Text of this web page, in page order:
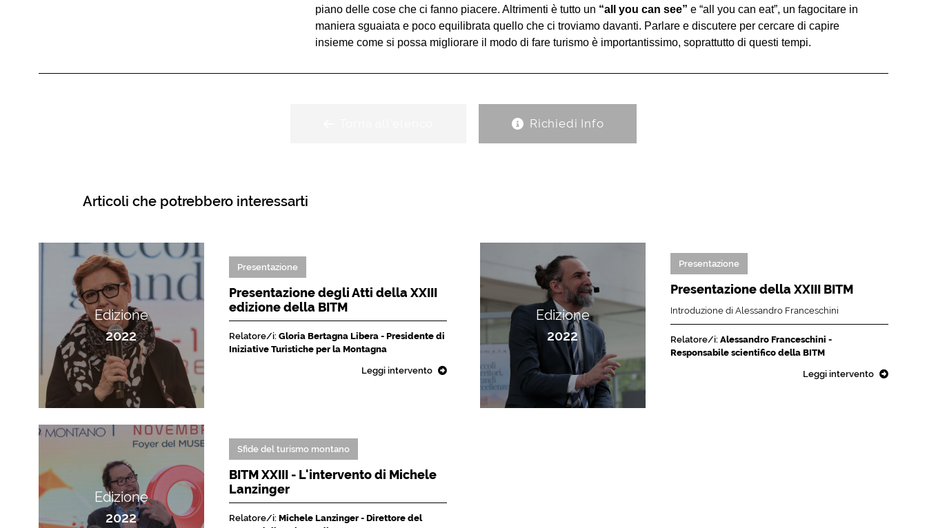
piano delle cose che ci fanno piacere. Altrimenti è tutto un “all you can see” e “all you can eat”, un fagocitare in
maniera sguaiata e poco equilibrata quello che ci troviamo davanti. Parlare e discutere per cercare di capire
insieme come si possa migliorare il modo di fare turismo è importantissimo, soprattutto di questi tempi.
Richiedi Info
Articoli che potrebbero interessarti
Edizione
2022
Presentazione
Presentazione degli Atti della XXIII
edizione della BITM
Relatore/i: Gloria Bertagna Libera - Presidente di
Iniziative Turistiche per la Montagna
Leggi intervento
Edizione
2022
Presentazione
Presentazione della XXIII BITM
Introduzione di Alessandro Franceschini
Relatore/i: Alessandro Franceschini -
Responsabile scientifico della BITM
Leggi intervento
Edizione
2022
Sfide del turismo montano
BITM XXIII - L'intervento di Michele
Lanzinger
Relatore/i: Michele Lanzinger - Direttore del